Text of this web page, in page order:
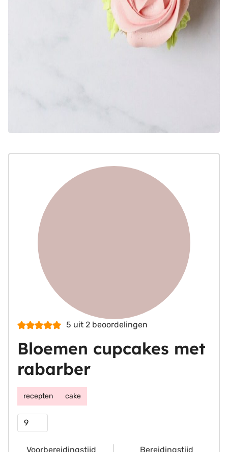
5 uit 2beoordelingen
Bloemen cupcakes met
rabarber
recepten cake
Porties
Voorbereidingstijd Bereidingstijd